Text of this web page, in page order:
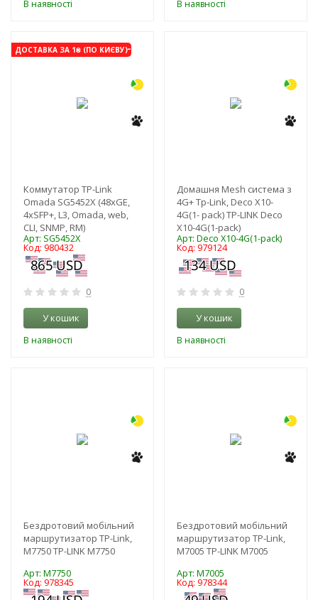
В наявності В наявності
ДОСТАВКА ЗА 1₴ (ПО КИЄВУ)-3%
Коммутатор TP-Link
Omada SG5452X (48xGE,
4xSFP+, L3, Omada, web,
CLI, SNMP, RM)
Арт: SG5452X
Код: 980432
0
У кошик
В наявності
Домашня Mesh система з
4G+ Tp-Link, Deco X10-
4G(1- pack) TP-LINK Deco
X10-4G(1-pack)
Арт: Deco X10-4G(1-pack)
Код: 979124
0
У кошик
В наявності
Бездротовий мобільний
маршрутизатор TP-Link,
M7750 TP-LINK M7750
Арт: M7750
Код: 978345
Бездротовий мобільний
маршрутизатор TP-Link,
M7005 TP-LINK M7005
Арт: M7005
Код: 978344